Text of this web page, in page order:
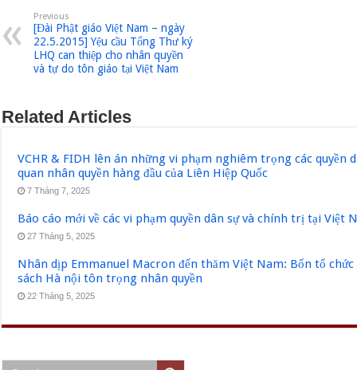
Previous
[Đài Phật giáo Việt Nam – ngày
22.5.2015] Yệu cầu Tổng Thư ký
LHQ can thiệp cho nhân quyền
và tự do tôn giáo tại Việt Nam
Related Articles
VCHR & FIDH lên án những vi phạm nghiêm trọng các quyền
quan nhân quyền hàng đầu của Liên Hiệp Quốc
7 Tháng 7, 2025
Báo cáo mới về các vi phạm quyền dân sự và chính trị tại Việt
27 Tháng 5, 2025
Nhân dịp Emmanuel Macron đến thăm Việt Nam: Bốn tổ
sách Hà nội tôn trọng nhân quyền
22 Tháng 5, 2025